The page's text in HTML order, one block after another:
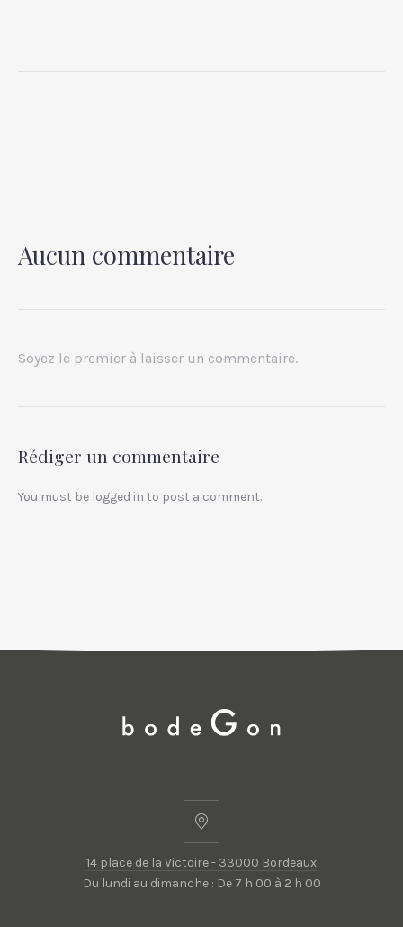
Aucun commentaire
Soyez le premier à laisser un commentaire.
Rédiger un commentaire
You must be logged in to post a comment.
14
de
la
14 place de la Victoire - 33000 Bordeaux
Du lundi au dimanche : De 7 h 00 à 2 h 00